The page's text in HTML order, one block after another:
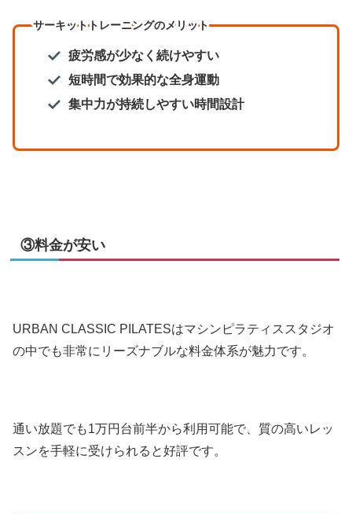
サーキットトレーニングのメリット
疲労感が少なく続けやすい
短時間で効果的な全身運動
集中力が持続しやすい時間設計
③料金が安い
URBAN CLASSIC PILATESはマシンピラティススタジオ
の中でも非常にリーズナブルな料金体系が魅力です。
通い放題でも1万円台前半から利用可能で、質の高いレッ
スンを手軽に受けられると好評です。